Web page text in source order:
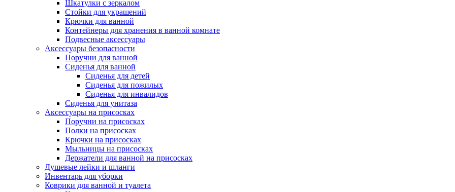
Шкатулки с зеркалом
Стойки для украшений
Крючки для ванной
Контейнеры для хранения в ванной комнате
Подвесные аксессуары
Аксессуары безопасности
Поручни для ванной
Сиденья для ванной
Сиденья для детей
Сиденья для пожилых
Сиденья для инвалидов
Сиденья для унитаза
Аксессуары на присосках
Поручни на присосках
Полки на присосках
Крючки на присосках
Мыльницы на присосках
Держатели для ванной на присосках
Душевые лейки и шланги
Инвентарь для уборки
Коврики для ванной и туалета